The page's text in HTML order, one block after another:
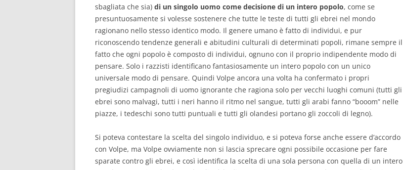
sbagliata che sia) di un singolo uomo come decisione di un intero popolo, come se
presuntuosamente si volesse sostenere che tutte le teste di tutti gli ebrei nel mondo
ragionano nello stesso identico modo. Il genere umano è fatto di individui, e pur
riconoscendo tendenze generali e abitudini culturali di determinati popoli, rimane sempre il
fatto che ogni popolo è composto di individui, ognuno con il proprio indipendente modo di
pensare. Solo i razzisti identificano fantasiosamente un intero popolo con un unico
universale modo di pensare. Quindi Volpe ancora una volta ha confermato i propri
pregiudizi campagnoli di uomo ignorante che ragiona solo per vecchi luoghi comuni (tutti gli
ebrei sono malvagi, tutti i neri hanno il ritmo nel sangue, tutti gli arabi fanno “booom” nelle
piazze, i tedeschi sono tutti puntuali e tutti gli olandesi portano gli zoccoli di legno).
Si poteva contestare la scelta del singolo individuo, e si poteva forse anche essere d’accordo
con Volpe, ma Volpe ovviamente non si lascia sprecare ogni possibile occasione per fare
sparate contro gli ebrei, e così identifica la scelta di una sola persona con quella di un intero